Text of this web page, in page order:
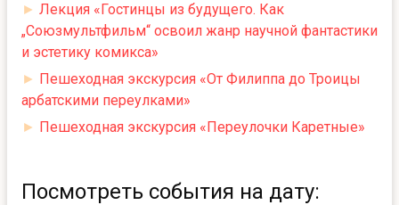
► Лекция «Гостинцы из будущего. Как
„Союзмультфильм“ освоил жанр научной фантастики
и эстетику комикса»
► Пешеходная экскурсия «От Филиппа до Троицы
арбатскими переулками»
► Пешеходная экскурсия «Переулочки Каретные»
Посмотреть события на дату: